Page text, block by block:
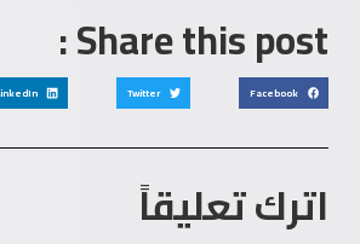
Share this post :
Facebook
Twitter
LinkedIn
اترك تعليقاً